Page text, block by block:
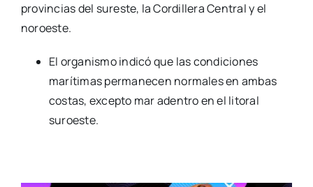
provincias del sureste, la Cordillera Central y el
noroeste.
El organismo indicó que las condiciones
marítimas permanecen normales en ambas
costas, excepto mar adentro en el litoral
suroeste.